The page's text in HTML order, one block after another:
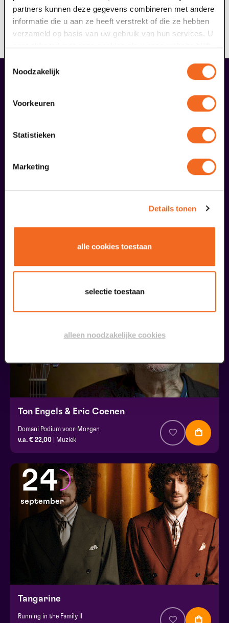
partners kunnen deze gegevens combineren met andere
informatie die u aan ze heeft verstrekt of die ze hebben
verzameld op basis van uw gebruik van hun services. U
gaat akkoord met onze cookies als u onze website blijft
Noodzakelijk
Voorkeuren
Statistieken
Marketing
Details tonen
alle cookies toestaan
selectie toestaan
alleen noodzakelijke cookies
Wees welkom bij Domani, podium voor morgen!
Voorwaarden
liefhebbers bestelden ook...
09
september
Ton Engels & Eric Coenen
Domani Podium voor Morgen
v.a. € 22,00 | Muziek
24
september
Tangarine
Running in the Family II